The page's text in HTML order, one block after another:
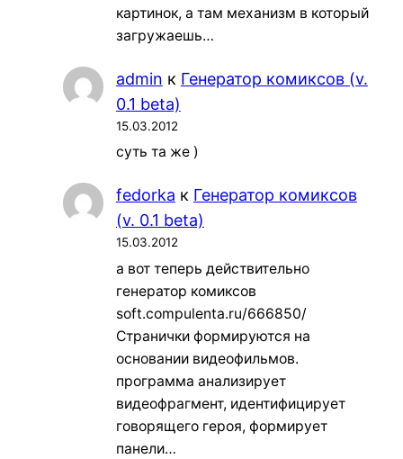
картинок, а там механизм в который
загружаешь…
admin к Генератор комиксов (v.
0.1 beta)
15.03.2012
суть та же )
fedorka к Генератор комиксов
(v. 0.1 beta)
15.03.2012
а вот теперь действительно
генератор комиксов
soft.compulenta.ru/666850/
Странички формируются на
основании видеофильмов.
программа анализирует
видеофрагмент, идентифицирует
говорящего героя, формирует
панели…